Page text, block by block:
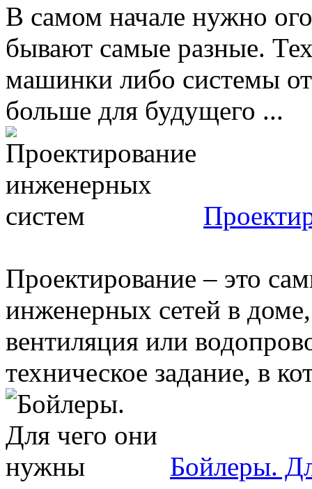
В самом начале нужно
бывают самые разные.
машинки либо системы
больше для будущего ...
Проектирование – это
инженерных сетей в
вентиляция или
техническое задание, в
Бойлеры.